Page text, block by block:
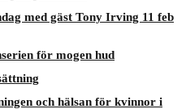
med gäst Tony Irving 11 feb
för mogen hud
och hälsan för kvinnor i